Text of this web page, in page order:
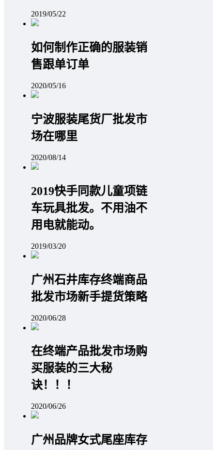
2019/05/22
如何制作正确的服装销
售跟单订单
2020/05/16
宁波服装尾货厂批发市
场在哪里
2020/08/14
2019快手同款儿童项链
车玩具批发。不用油不
用电就能动。
2019/03/20
广州石井库存终端商品
批发市场新手提货策略
2020/06/28
在终端产品批发市场购
买服装的三大秘
诀！！！
2020/06/26
广州品牌女式尾座库存